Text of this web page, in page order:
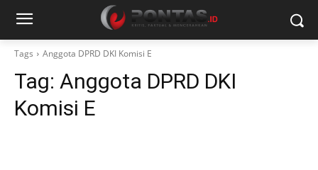
Tags Anggota DPRD DKI Komisi E
Tag: Anggota DPRD DKI
Komisi E